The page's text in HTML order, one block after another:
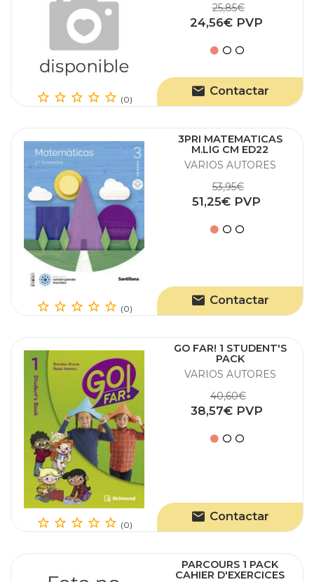
(0)
25,85€
24,56€ PVP
Contactar
(0)
3PRI MATEMATICAS
M.LIG CM ED22
VARIOS AUTORES
53,95€
51,25€ PVP
Contactar
(0)
GO FAR! 1 STUDENT'S
PACK
VARIOS AUTORES
40,60€
38,57€ PVP
Contactar
PARCOURS 1 PACK
CAHIER D'EXERCICES